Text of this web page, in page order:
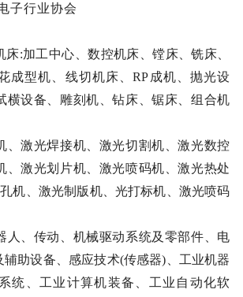
子行业协会
床:加工中心、数控机床、镗床、铣床、
成型机、线切机床、RP成机、抛光设
横设备、雕刻机、钻床、锯床、组合机
、激光焊接机、激光切割机、激光数控
、激光划片机、激光喷码机、激光热处
机、激光制版机、光打标机、激光喷码
人、传动、机械驱动系统及零部件、电
辅助设备、感应技术(传感器)、工业机器
统、工业计算机装备、工业自动化软